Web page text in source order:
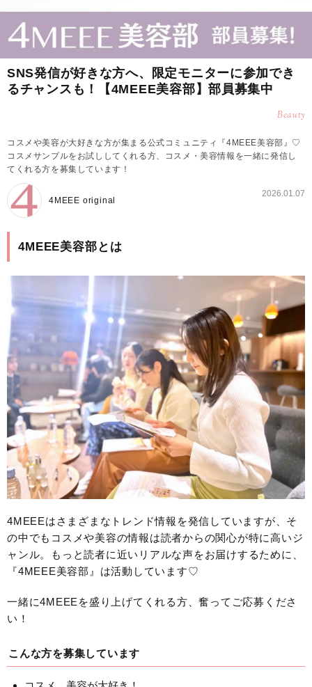
SNS発信が好きな方へ、限定モニターに参加でき
るチャンスも！【4MEEE美容部】部員募集中
Beauty
コスメや美容が大好きな方が集まる公式コミュニティ『4MEEE美容部』♡
コスメサンプルをお試ししてくれる方、コスメ・美容情報を一緒に発信し
てくれる方を募集しています！
4MEEE original
2026.01.07
4MEEE美容部とは
4MEEEはさまざまなトレンド情報を発信していますが、そ
の中でもコスメや美容の情報は読者からの関心が特に高いジ
ャンル。もっと読者に近いリアルな声をお届けするために、
『4MEEE美容部』は活動しています♡
一緒に4MEEEを盛り上げてくれる方、奮ってご応募くださ
い！
こんな方を募集しています